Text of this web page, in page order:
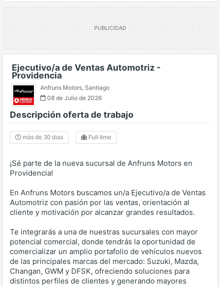
Ejecutivo/a de Ventas Automotriz -
Providencia
Anfruns Motors, Santiago
08 de Julio de 2026
Descripción oferta de trabajo
más de 30 dias Full-time
¡Sé parte de la nueva sucursal de Anfruns Motors en
Providencia!
En Anfruns Motors buscamos un/a Ejecutivo/a de Ventas
Automotriz con pasión por las ventas, orientación al
cliente y motivación por alcanzar grandes resultados.
Te integrarás a una de nuestras sucursales con mayor
potencial comercial, donde tendrás la oportunidad de
comercializar un amplio portafolio de vehículos nuevos
de las principales marcas del mercado: Suzuki, Mazda,
Changan, GWM y DFSK, ofreciendo soluciones para
distintos perfiles de clientes y generando mayores